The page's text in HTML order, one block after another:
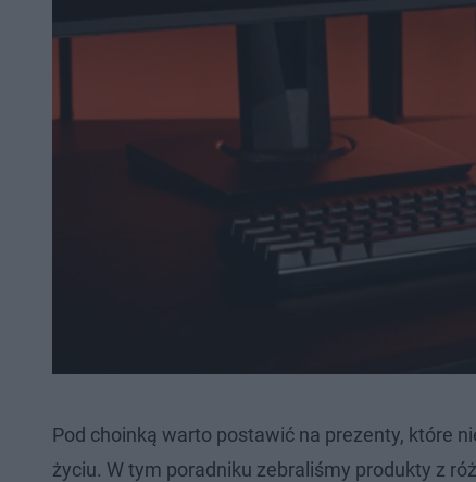
Pod choinką warto postawić na prezenty, które
życiu. W tym poradniku zebraliśmy produkty z